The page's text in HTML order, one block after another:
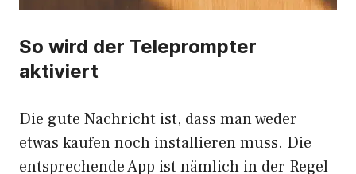
So wird der Teleprompter
aktiviert
Die gute Nachricht ist, dass man weder
etwas kaufen noch installieren muss. Die
entsprechende App ist nämlich in der Regel